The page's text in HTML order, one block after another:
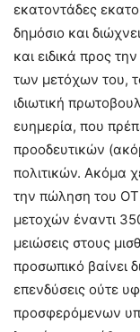
εκατοντάδες
δημόσιο και
και ειδικά προς
των μετόχων του,
ιδιωτική
ευημερία, που
προοδευτικών
πολιτικών. Ακόμα
την πώληση του
μετοχών έναντι
μειώσεις στους
προσωπικό βαίνει
επενδύσεις ούτε
προσφερόμενων